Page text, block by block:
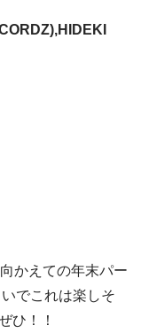
かえての年末パー
でこれは楽しそ
ひ！！